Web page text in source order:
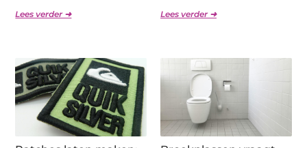
Lees verder ➜ Lees verder ➜